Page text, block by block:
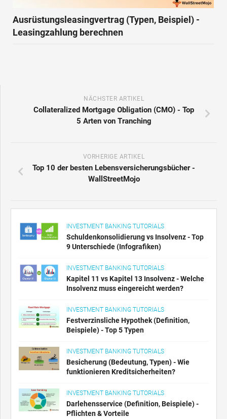
Ausrüstungsleasingvertrag (Typen, Beispiel) -
Leasingzahlung berechnen
NÄCHSTER ARTIKEL
Collateralized Mortgage Obligation (CMO) - Top
5 Arten von Tranching
VORHERIGE ARTIKEL
Top 10 der besten Lebensversicherungsbücher -
WallStreetMojo
INVESTMENT BANKING TUTORIALS
Schuldenkonsolidierung vs Insolvenz - Top
9 Unterschiede (Infografiken)
INVESTMENT BANKING TUTORIALS
Kapitel 11 vs Kapitel 13 Insolvenz - Welche
Insolvenz muss eingereicht werden?
INVESTMENT BANKING TUTORIALS
Festverzinsliche Hypothek (Definition,
Beispiele) - Top 5 Typen
INVESTMENT BANKING TUTORIALS
Besicherung (Bedeutung, Typen) - Wie
funktionieren Kreditsicherheiten?
INVESTMENT BANKING TUTORIALS
Darlehensservice (Definition, Beispiele) -
Pflichten & Vorteile